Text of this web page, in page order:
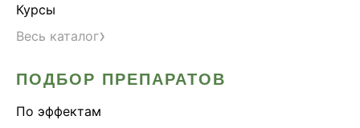
Курсы
Весь каталог›
ПОДБОР ПРЕПАРАТОВ
По эффектам